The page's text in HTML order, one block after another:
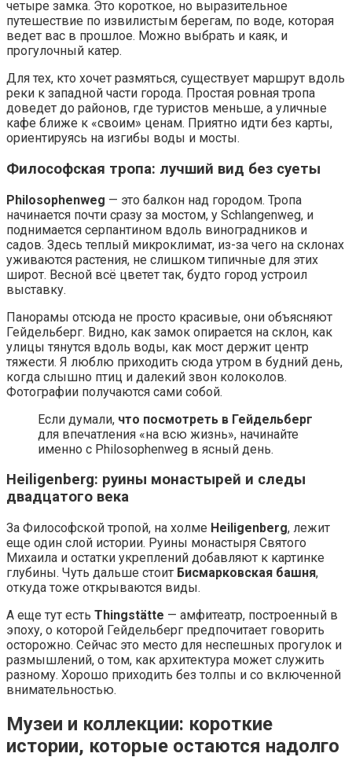
четыре замка. Это короткое, но выразительное
путешествие по извилистым берегам, по воде, которая
ведет вас в прошлое. Можно выбрать и каяк, и
прогулочный катер.
Для тех, кто хочет размяться, существует маршрут вдоль
реки к западной части города. Простая ровная тропа
доведет до районов, где туристов меньше, а уличные
кафе ближе к «своим» ценам. Приятно идти без карты,
ориентируясь на изгибы воды и мосты.
Философская тропа: лучший вид без суеты
Philosophenweg — это балкон над городом. Тропа
начинается почти сразу за мостом, у Schlangenweg, и
поднимается серпантином вдоль виноградников и
садов. Здесь теплый микроклимат, из-за чего на склонах
уживаются растения, не слишком типичные для этих
широт. Весной всё цветет так, будто город устроил
выставку.
Панорамы отсюда не просто красивые, они объясняют
Гейдельберг. Видно, как замок опирается на склон, как
улицы тянутся вдоль воды, как мост держит центр
тяжести. Я люблю приходить сюда утром в будний день,
когда слышно птиц и далекий звон колоколов.
Фотографии получаются сами собой.
Если думали, что посмотреть в Гейдельберг
для впечатления «на всю жизнь», начинайте
именно с Philosophenweg в ясный день.
Heiligenberg: руины монастырей и следы
двадцатого века
За Философской тропой, на холме Heiligenberg, лежит
еще один слой истории. Руины монастыря Святого
Михаила и остатки укреплений добавляют к картинке
глубины. Чуть дальше стоит Бисмарковская башня,
откуда тоже открываются виды.
А еще тут есть Thingstätte — амфитеатр, построенный в
эпоху, о которой Гейдельберг предпочитает говорить
осторожно. Сейчас это место для неспешных прогулок и
размышлений, о том, как архитектура может служить
разному. Хорошо приходить без толпы и со включенной
внимательностью.
Музеи и коллекции: короткие
истории, которые остаются надолго